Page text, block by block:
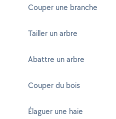
Couper une branche
Tailler un arbre
Abattre un arbre
Couper du bois
Élaguer une haie